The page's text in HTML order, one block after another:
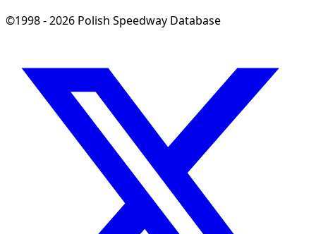
©1998 - 2026 Polish Speedway Database